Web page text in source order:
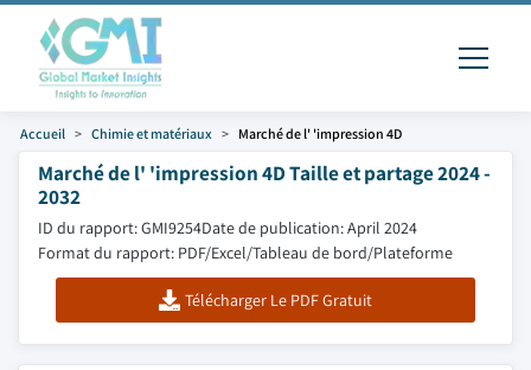
Accueil Chimie et matériaux Marché de l' 'impression 4D
Marché de l' 'impression 4D Taille et partage 2024 -
2032
ID du rapport: GMI9254Date de publication: April 2024
Format du rapport: PDF/Excel/Tableau de bord/Plateforme
Télécharger Le PDF Gratuit